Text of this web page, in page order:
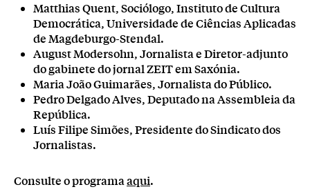
Matthias Quent, Sociólogo, Instituto de Cultura
Democrática, Universidade de Ciências Aplicadas
de Magdeburgo-Stendal.
August Modersohn, Jornalista e Diretor-adjunto
do gabinete do jornal ZEIT em Saxónia.
Maria João Guimarães, Jornalista do Público.
Pedro Delgado Alves, Deputado na Assembleia da
República.
Luís Filipe Simões, Presidente do Sindicato dos
Jornalistas.
Consulte o programaaqui.